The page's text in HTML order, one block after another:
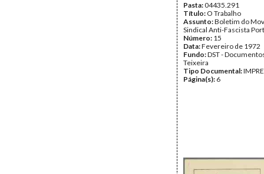
Pasta:04435.291
Título: O Trabalho
Assunto:Boletim do
Sindical Anti-Fascista
Número: 15
Data:Fevereiro de 1972
Fundo:DST -
Teixeira
Tipo Documental:
Página(s): 6